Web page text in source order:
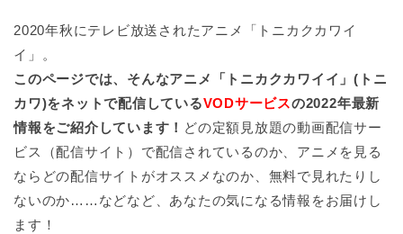
2020年秋にテレビ放送されたアニメ「トニカクカワイ
イ」。
このページでは、そんなアニメ「トニカクカワイイ」(トニ
カワ)をネットで配信しているVODサービスの2022年最新
情報をご紹介しています！ どの定額見放題の動画配信サー
ビス（配信サイト）で配信されているのか、アニメを見る
ならどの配信サイトがオススメなのか、無料で見れたりし
ないのか……などなど、あなたの気になる情報をお届けし
ます！